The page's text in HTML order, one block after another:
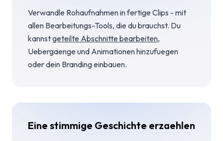
Verwandle Rohaufnahmen in fertige Clips - mit
allen Bearbeitungs-Tools, die du brauchst. Du
kannstgeteilte Abschnitte bearbeiten,
Uebergaenge und Animationen hinzufuegen
oder dein Branding einbauen.
Eine stimmige Geschichte erzaehlen